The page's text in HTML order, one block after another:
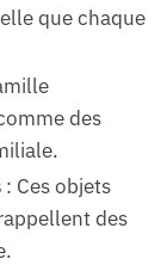
que chaque
des
: Ces objets
des